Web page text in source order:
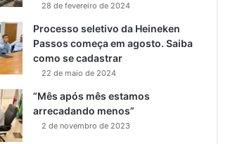
28 de fevereiro de 2024
Processo seletivo da Heineken
Passos começa em agosto. Saiba
como se cadastrar
22 de maio de 2024
“Mês após mês estamos
arrecadando menos”
2 de novembro de 2023